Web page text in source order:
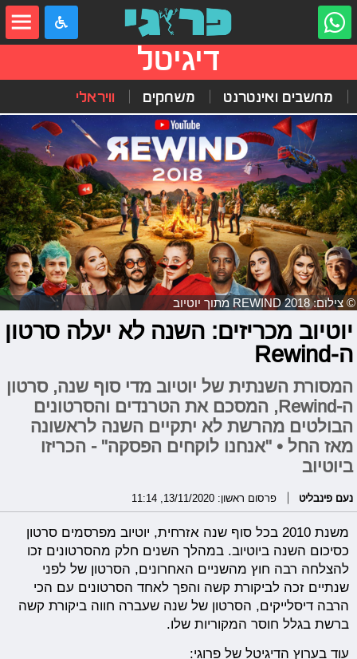
דיגיטל
מחשבים ואינטרנט משחקים וויראלי
© צילום: REWIND 2018 מתוך יוטיוב
יוטיוב מכריזים: השנה לא יעלה סרטון
ה-Rewind
המסורת השנתית של יוטיוב מדי סוף שנה, סרטון
ה-Rewind, המסכם את הטרנדים והסרטונים
הבולטים מהרשת לא יתקיים השנה לראשונה
מאז החל • "אנחנו לוקחים הפסקה" - הכריזו
ביוטיוב
נעם פינבליט פרסום ראשון: 13/11/2020, 11:14
משנת 2010 בכל סוף שנה אזרחית, יוטיוב מפרסמים סרטון
כסיכום השנה ביוטיוב. במהלך השנים חלק מהסרטונים זכו
להצלחה רבה חוץ מהשניים האחרונים, הסרטון של לפני
שנתיים זכה לביקורת קשה והפך לאחד הסרטונים עם הכי
הרבה דיסלייקים, הסרטון של שנה שעברה חווה ביקורת קשה
ברשת בגלל חוסר המקוריות שלו.
עוד בערוץ הדיגיטל של פרוגי: